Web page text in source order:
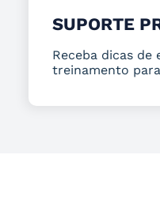
SUPORTE
Receba dicas de
treinamento